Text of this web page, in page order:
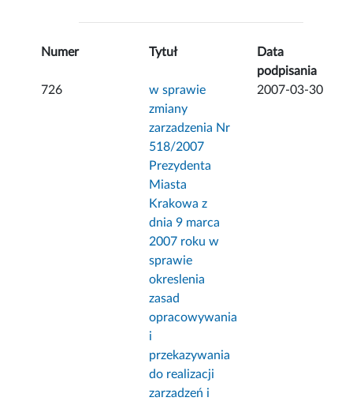
Numer Tytuł
Data
podpisania
726
w sprawie
zmiany
zarzadzenia Nr
518/2007
Prezydenta
Miasta
Krakowa z
dnia 9 marca
2007 roku w
sprawie
okreslenia
zasad
opracowywania
i
przekazywania
do realizacji
zarzadzeń i
2007-03-30